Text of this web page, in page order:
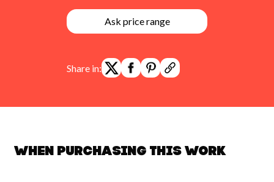
Ask price range
Share in:
When purchasing this work